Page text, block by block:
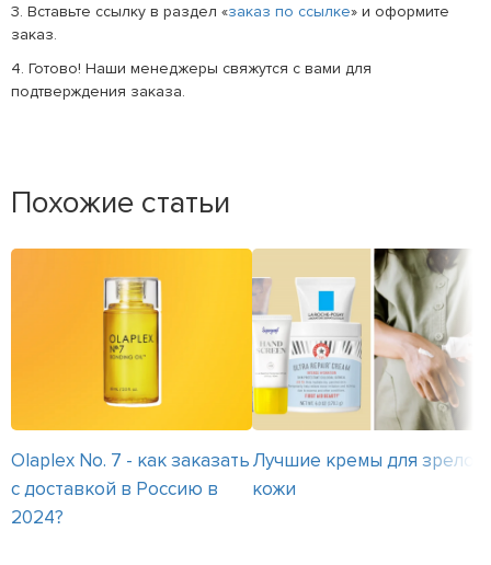
3. Вставьте ссылку в раздел «заказ по ссылке» и оформите
заказ.
4. Готово! Наши менеджеры свяжутся с вами для
подтверждения заказа.
Похожие статьи
Olaplex No. 7 - как заказать
с доставкой в Россию в
2024?
Лучшие кремы для зрелой
кожи